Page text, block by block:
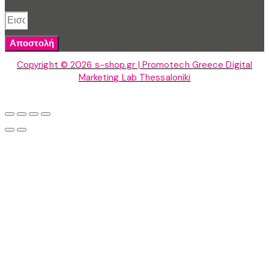
Αποστολή
Copyright © 2026 s-shop.gr | Promotech Greece Digital
Marketing Lab Thessaloniki